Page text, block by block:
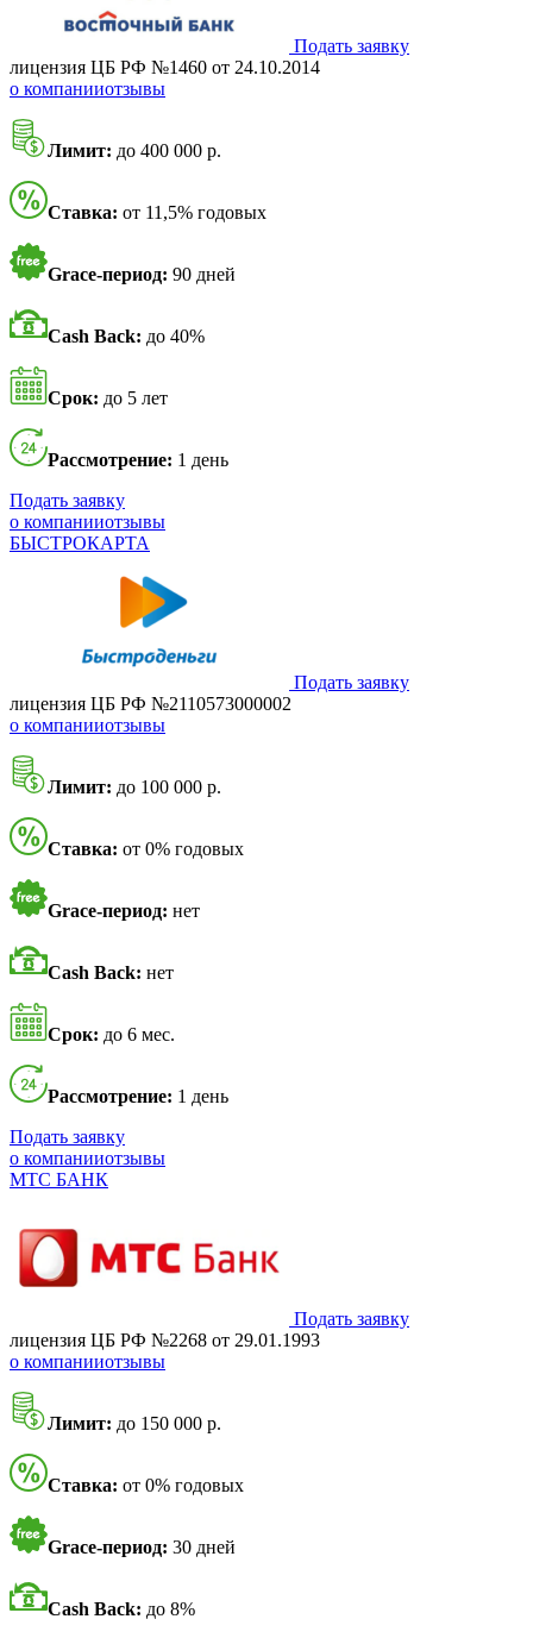
Подать заявку
лицензия ЦБ РФ №1460 от 24.10.2014
о компанииотзывы
Лимит: до 400 000 р.
Ставка: от 11,5% годовых
Grace-период: 90 дней
Cash Back: до 40%
Срок: до 5 лет
Рассмотрение: 1 день
Подать заявку
о компанииотзывы
БЫСТРОКАРТА
Подать заявку
лицензия ЦБ РФ №2110573000002
о компанииотзывы
Лимит: до 100 000 р.
Ставка: от 0% годовых
Grace-период: нет
Cash Back: нет
Срок: до 6 мес.
Рассмотрение: 1 день
Подать заявку
о компанииотзывы
МТС БАНК
Подать заявку
лицензия ЦБ РФ №2268 от 29.01.1993
о компанииотзывы
Лимит: до 150 000 р.
Ставка: от 0% годовых
Grace-период: 30 дней
Cash Back: до 8%